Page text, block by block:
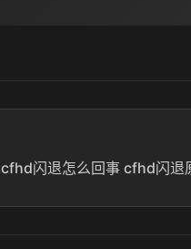
cfhd闪退怎么回事 cfhd闪退